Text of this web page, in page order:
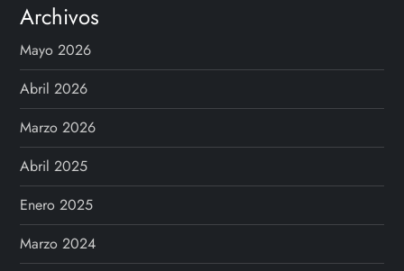
Archivos
Mayo 2026
Abril 2026
Marzo 2026
Abril 2025
Enero 2025
Marzo 2024